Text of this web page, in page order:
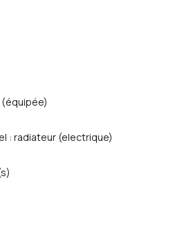
: radiateur (electrique)